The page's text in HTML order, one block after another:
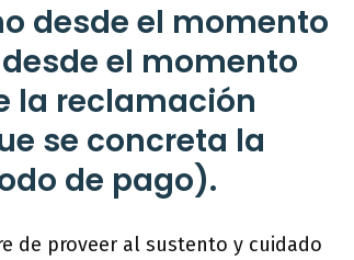
desde el momento
el momento
la reclamación
se concreta la
de pago).
de proveer al sustento y cuidado